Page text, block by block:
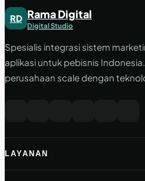
RD Rama Digital
Digital Studio
Spesialis integrasi sistem
aplikasi untuk pebisnis
perusahaan scale dengan
LAYANAN